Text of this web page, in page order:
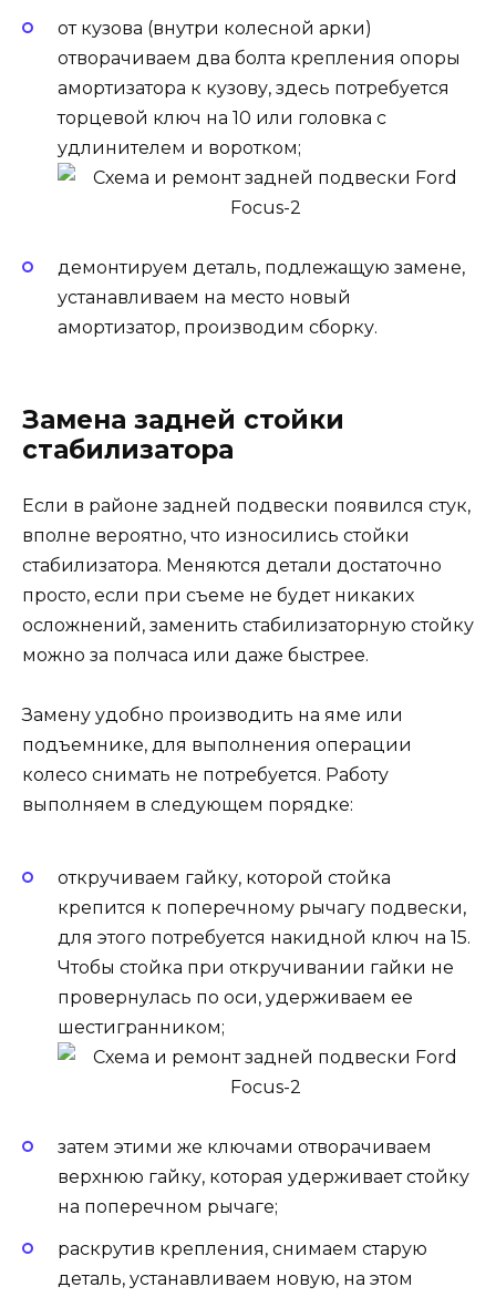
от кузова (внутри колесной арки)
отворачиваем два болта крепления опоры
амортизатора к кузову, здесь потребуется
торцевой ключ на 10 или головка с
удлинителем и воротком;
демонтируем деталь, подлежащую замене,
устанавливаем на место новый
амортизатор, производим сборку.
Замена задней стойки
стабилизатора
Если в районе задней подвески появился стук,
вполне вероятно, что износились стойки
стабилизатора. Меняются детали достаточно
просто, если при съеме не будет никаких
осложнений, заменить стабилизаторную стойку
можно за полчаса или даже быстрее.
Замену удобно производить на яме или
подъемнике, для выполнения операции
колесо снимать не потребуется. Работу
выполняем в следующем порядке:
откручиваем гайку, которой стойка
крепится к поперечному рычагу подвески,
для этого потребуется накидной ключ на 15.
Чтобы стойка при откручивании гайки не
провернулась по оси, удерживаем ее
шестигранником;
затем этими же ключами отворачиваем
верхнюю гайку, которая удерживает стойку
на поперечном рычаге;
раскрутив крепления, снимаем старую
деталь, устанавливаем новую, на этом